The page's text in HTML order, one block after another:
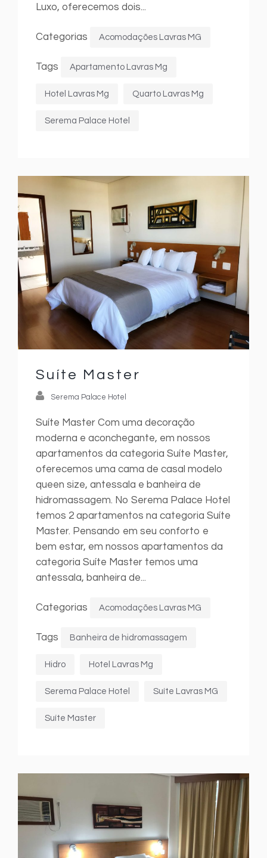
Luxo, oferecemos dois...
Categorias Acomodações Lavras MG
Tags Apartamento Lavras Mg
Hotel Lavras Mg Quarto Lavras Mg
Serema Palace Hotel
Suíte Master
Serema Palace Hotel
Suíte Master Com uma decoração
moderna e aconchegante, em nossos
apartamentos da categoria Suíte Master,
oferecemos uma cama de casal modelo
queen size, antessala e banheira de
hidromassagem. No Serema Palace Hotel
temos 2 apartamentos na categoria Suíte
Master. Pensando em seu conforto e
bem estar, em nossos apartamentos da
categoria Suíte Master temos uma
antessala, banheira de...
Categorias Acomodações Lavras MG
Tags Banheira de hidromassagem
Hidro Hotel Lavras Mg
Serema Palace Hotel Suíte Lavras MG
Suíte Master